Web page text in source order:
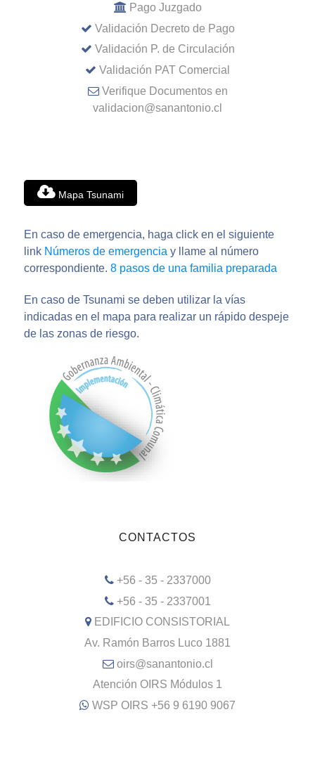
Pago Juzgado
Validación Decreto de Pago
Validación P. de Circulación
Validación PAT Comercial
Verifique Documentos en
validacion@sanantonio.cl
Mapa Tsunami
En caso de emergencia, haga click en el siguiente
link Números de emergencia y llame al número
correspondiente. 8 pasos de una familia preparada
En caso de Tsunami se deben utilizar la vías
indicadas en el mapa para realizar un rápido despeje
de las zonas de riesgo.
CONTACTOS
+56 - 35 - 2337000
+56 - 35 - 2337001
EDIFICIO CONSISTORIAL
Av. Ramón Barros Luco 1881
oirs@sanantonio.cl
Atención OIRS Módulos 1
WSP OIRS +56 9 6190 9067